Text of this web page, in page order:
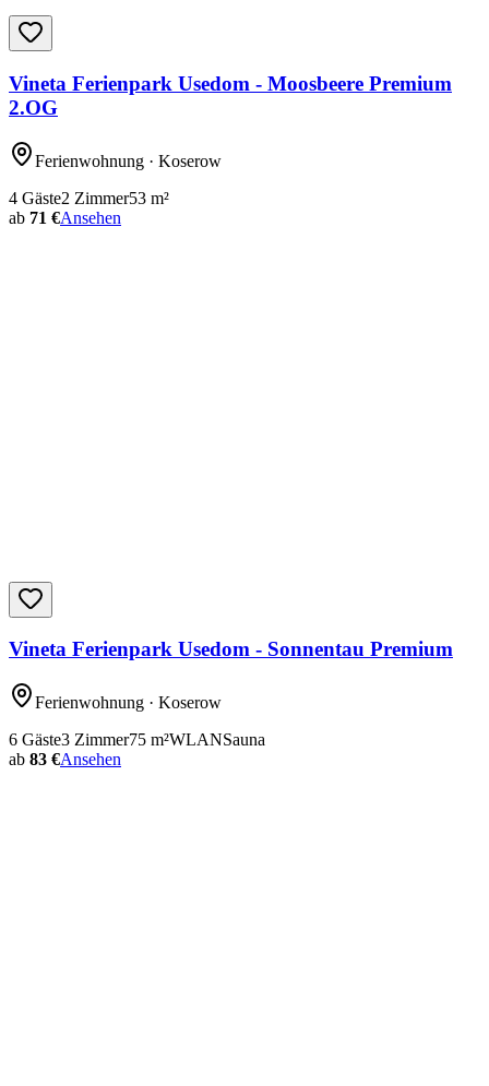
Vineta Ferienpark Usedom - Moosbeere Premium
2.OG
Ferienwohnung · Koserow
4 Gäste2 Zimmer53 m²
ab 71 €Ansehen
Vineta Ferienpark Usedom - Sonnentau Premium
Ferienwohnung · Koserow
6 Gäste3 Zimmer75 m²WLANSauna
ab 83 €Ansehen